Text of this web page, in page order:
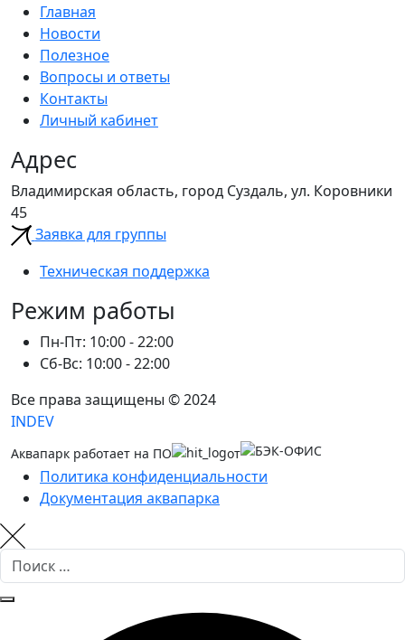
Главная
Новости
Полезное
Вопросы и ответы
Контакты
Личный кабинет
Адрес
Владимирская область, город Суздаль, ул. Коровники
45
Заявка для группы
Техническая поддержка
Режим работы
Пн-Пт: 10:00 - 22:00
Сб-Вс: 10:00 - 22:00
Все права защищены © 2024
INDEV
Аквапарк работает на ПО от
Политика конфиденциальности
Документация аквапарка